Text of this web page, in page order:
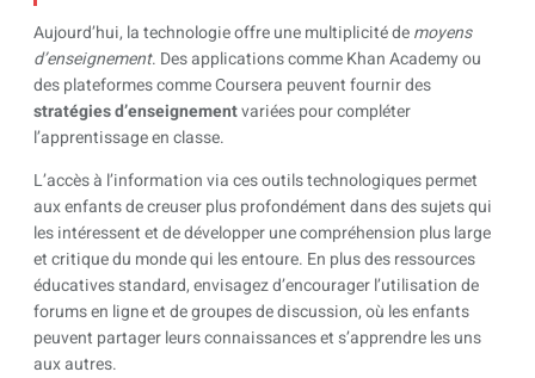
Aujourd’hui, la technologie offre une multiplicité demoyens
d’enseignement. Des applications comme Khan Academy ou
des plateformes comme Coursera peuvent fournir des
stratégies d’enseignementvariées pour compléter
l’apprentissage en classe.
L’accès à l’information via ces outils technologiques permet
aux enfants de creuser plus profondément dans des sujets qui
les intéressent et de développer une compréhension plus large
et critique du monde qui les entoure. En plus des ressources
éducatives standard, envisagez d’encourager l’utilisation de
forums en ligne et de groupes de discussion, où les enfants
peuvent partager leurs connaissances et s’apprendre les uns
aux autres.